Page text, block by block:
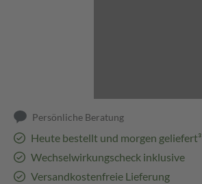
Persönliche Beratung
Heute bestellt und morgen geliefert³
Wechselwirkungscheck inklusive
Versandkostenfreie Lieferung